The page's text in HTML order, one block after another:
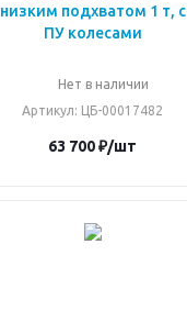
низким подхватом 1 т, с
ПУ колесами
Нет в наличии
Артикул: ЦБ-00017482
63 700₽/шт